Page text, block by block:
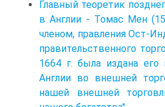
Главный теоретик
в Англии - Томас Мен
членом, правления Ост-
правительственного
1664 г. была издана его
Англии во внешней
нашей внешней